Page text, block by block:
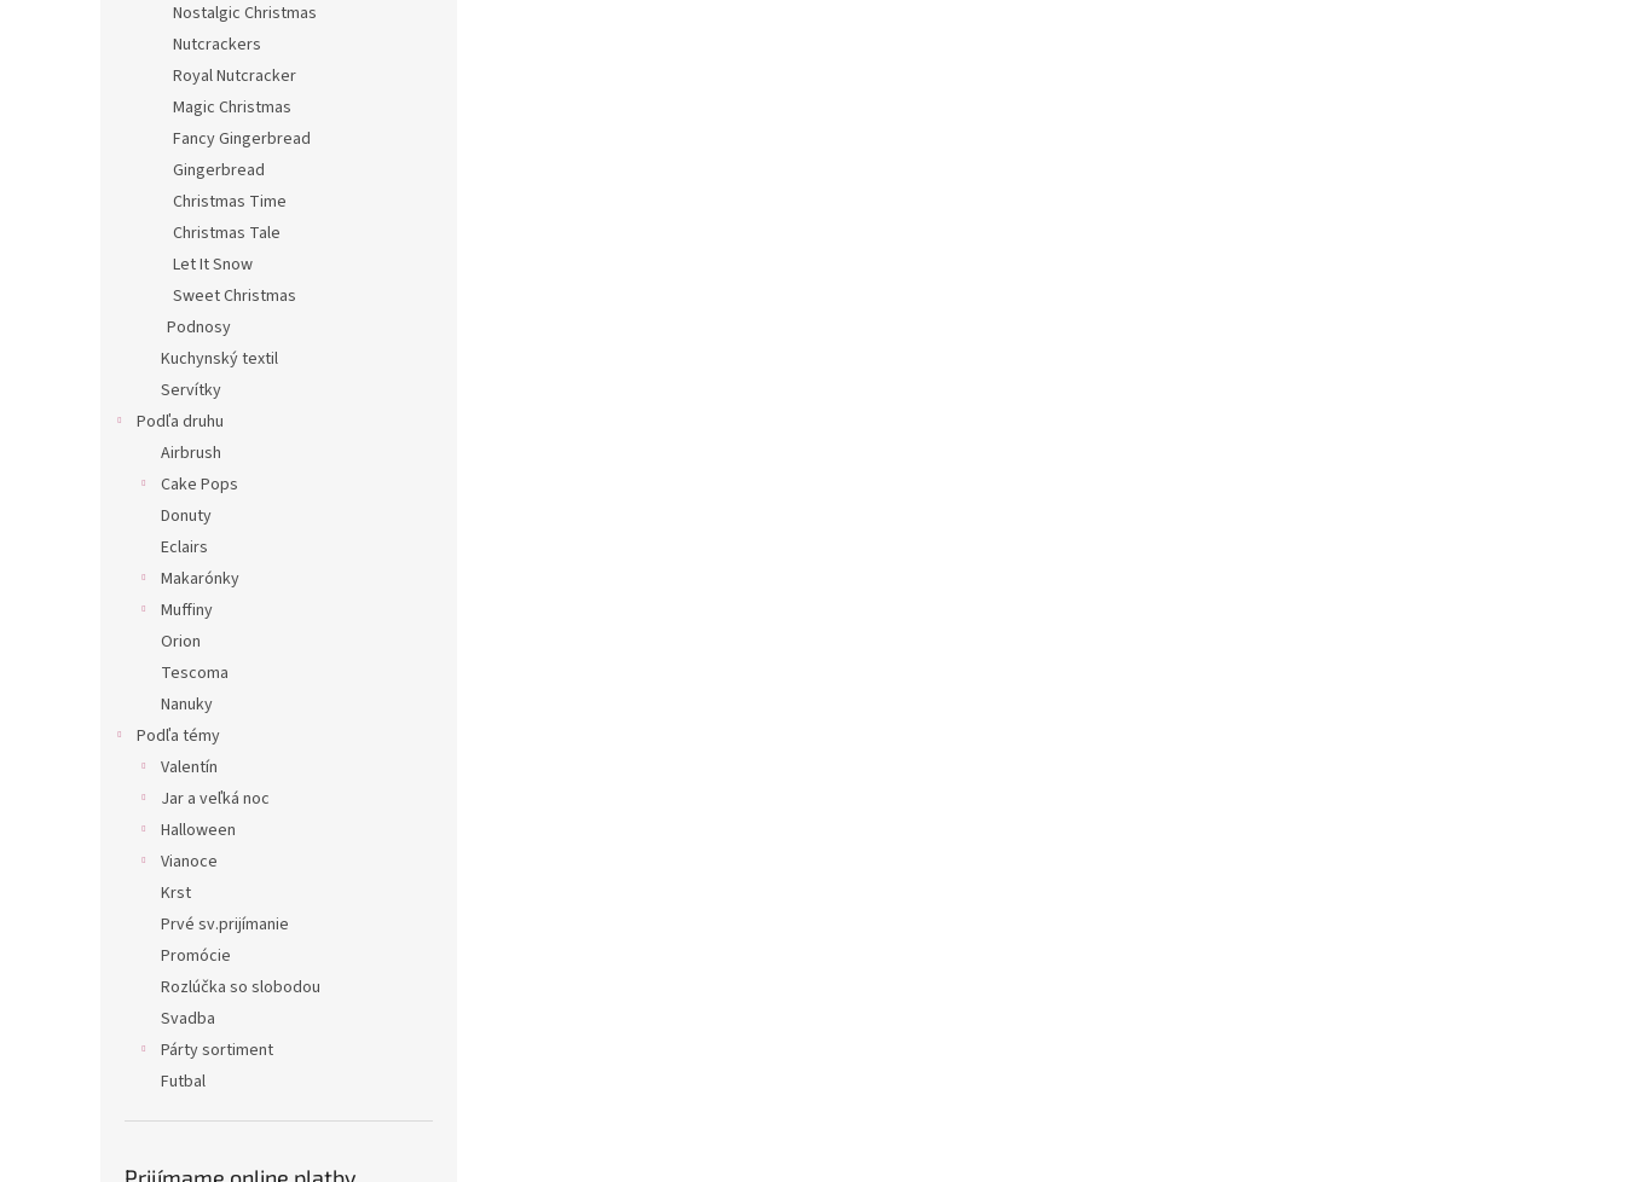
Nostalgic Christmas
Nutcrackers
Royal Nutcracker
Magic Christmas
Fancy Gingerbread
Gingerbread
Christmas Time
Christmas Tale
Let It Snow
Sweet Christmas
Podnosy
Kuchynský textil
Servítky
Podľa druhu
Airbrush
Cake Pops
Donuty
Eclairs
Makarónky
Muffiny
Orion
Tescoma
Nanuky
Podľa témy
Valentín
Jar a veľká noc
Halloween
Vianoce
Krst
Prvé sv.prijímanie
Promócie
Rozlúčka so slobodou
Svadba
Párty sortiment
Futbal